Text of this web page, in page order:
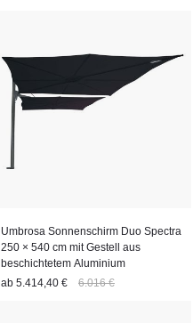
Umbrosa Sonnenschirm Duo Spectra
250 × 540 cm mit Gestell aus
beschichtetem Aluminium
ab 5.414,40 € 6.016 €